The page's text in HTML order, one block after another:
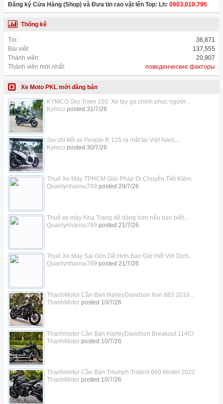
Đăng ký Cửa Hàng (Shop) và Đưa tin rao vặt lên Top: Lh: 0903.010.795
Thống kê
Tin:
36,871
Bài viết:
137,555
Thành viên:
20,907
Thành viên mới nhất:
поведенческие факторы
Xe Moto PKL mới đăng bán
KYMCO Sky Town 150: Xe tay ga chinh phục người...
Kymco posted 31/7/26
Soi chi tiết xe People R 125 ra mắt tại Việt Nam,...
Kymco posted 30/7/26
Thuê Xe Máy TPHCM Giải Pháp Di Chuyển Tiết Kiệm
Quanlynhansu789 posted 29/7/26
Thuê xe máy Nha Trang dễ dàng hơn nếu bạn biết...
Quanlynhansu789 posted 21/7/26
Thuê Xe Máy Sài Gòn Dễ Hơn Bao Giờ Hết Với Dịch...
Quanlynhansu789 posted 21/7/26
ThanhMotor Cần Bán HarleyDavidson Iron 883 2016...
ThanhMotorposted 10/7/26
Thanhmotor Cần Bán HarleyDavidson Breakout 114CI
ThanhMotorposted 10/7/26
Thanhmotor Cần Bán Triumph Trident 660 Model 2022
ThanhMotorposted 10/7/26